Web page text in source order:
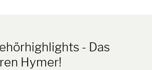
- Das
Hymer!